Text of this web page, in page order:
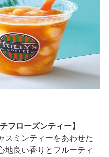
フローズンティー】
スミンティーをあわせた
地良い香りとフルーティ